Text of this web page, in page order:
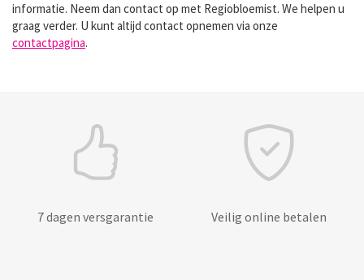
informatie. Neem dan contact op met Regiobloemist. We helpen u
graag verder. U kunt altijd contact opnemen via onze
contactpagina.
7 dagen versgarantie Veilig online betalen